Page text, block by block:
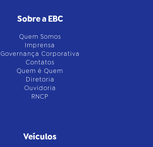
Sobre a EBC
Quem Somos
Imprensa
Governança Corporativa
Contatos
Quem é Quem
Diretoria
Ouvidoria
RNCP
Veículos